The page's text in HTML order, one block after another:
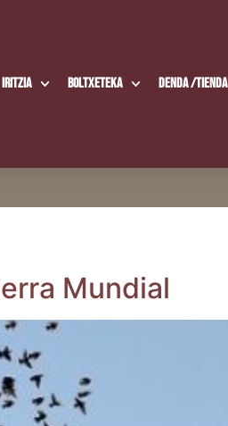
Iritzia Boltxe­te­ka Den­da /​Tien­da
Mundial